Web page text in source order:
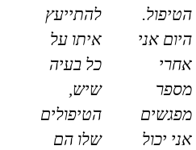
הטיפול.
היום אני
אחרי
מספר
מפגשים
אני יכול
להתייעץ
איתו על
כל בעיה
שיש,
הטיפולים
שלו הם